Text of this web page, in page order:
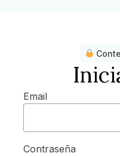
Email
Contraseña